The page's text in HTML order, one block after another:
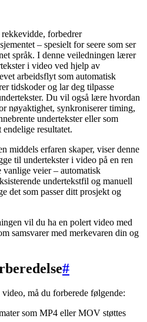
forbedrer
– spesielt for seere som ser
språk. I denne veiledningen lærer
i video ved hjelp av
arbeidsflyt som automatisk
tidskoder og lar deg tilpasse
Du vil også lære hvordan
nøyaktighet, synkroniserer timing,
undertekster eller som
endelige resultatet.
middels erfaren skaper, viser denne
til undertekster i video på en ren
veier – automatisk
undertekstfil og manuell
det som passer ditt prosjekt og
vil du ha en polert video med
samsvarer med merkevaren din og
#
må du forberede følgende:
som MP4 eller MOV støttes